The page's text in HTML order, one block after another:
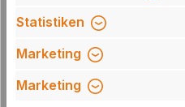
Stck
Herstellernummer:
Statistiken
Marketing
Marketing